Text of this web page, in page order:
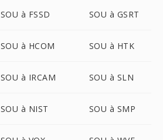
SOU à FSSD SOU à GSRT
SOU à HCOM SOU à HTK
SOU à IRCAM SOU à SLN
SOU à NIST SOU à SMP